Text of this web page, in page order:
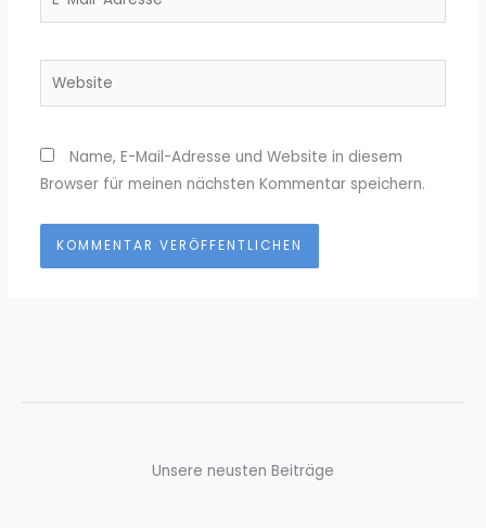
Mail-
Website
Name, E-Mail-Adresse und Website in diesem
Browser für meinen nächsten Kommentar speichern.
Unsere neusten Beiträge